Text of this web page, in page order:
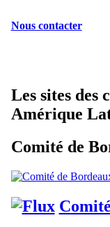
Nous contacter
Les sites des
Amérique
Comité de